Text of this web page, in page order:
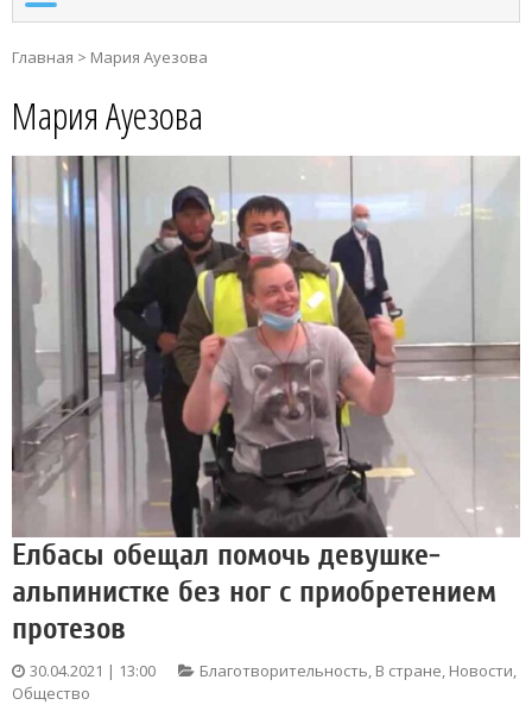
Главная > Мария Ауезова
Мария Ауезова
Елбасы обещал помочь девушке-
альпинистке без ног с приобретением
протезов
30.04.2021 | 13:00 Благотворительность, В стране, Новости,
Общество